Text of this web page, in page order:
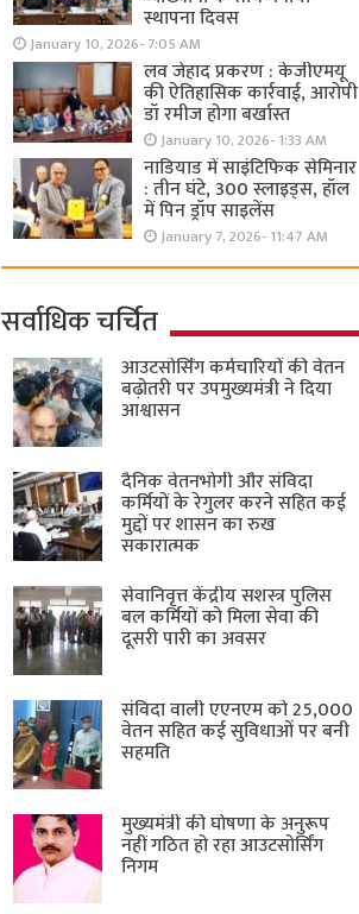
स्थापना दिवस
January 10, 2026- 7:05 AM
लव जेहाद प्रकरण : केजीएमयू
की ऐतिहासिक कार्रवाई, आरोपी
डॉ रमीज होगा बर्खास्त
January 10, 2026- 1:33 AM
नाडियाड में साइंटिफिक सेमिनार
: तीन घंटे, 300 स्लाइड्स, हॉल
में पिन ड्रॉप साइलेंस
January 7, 2026- 11:47 AM
सर्वाधिक चर्चित
आउटसोर्सिंग कर्मचारियों की वेतन
बढ़ोतरी पर उपमुख्यमंत्री ने दिया
आश्वासन
दैनिक वेतनभोगी और संविदा
कर्मियों के रेगुलर करने सहित कई
मुद्दों पर शासन का रुख
सकारात्मक
सेवानिवृत्त केंद्रीय सशस्त्र पुलिस
बल ​कर्मियों को मिला सेवा की
दूसरी पारी का अवसर
संविदा वाली एएनएम को 25,000
वेतन सहित कई सुविधाओं पर बनी
सहमति
मुख्यमंत्री की घोषणा के अनुरूप
नहीं गठित हो रहा आउटसोर्सिंग
निगम